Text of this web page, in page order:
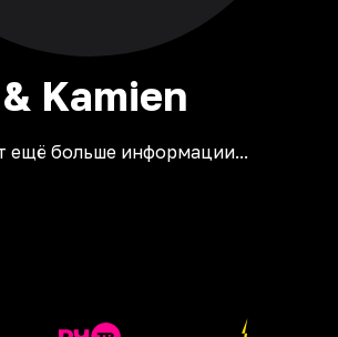
Kamien
ещё больше информации...